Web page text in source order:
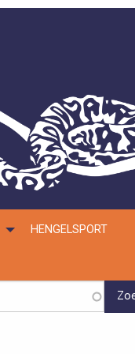
HENGELSPORT